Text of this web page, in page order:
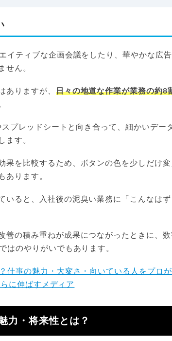
イティブな企画会議をしたり、華やかな広
せん。
ありますが、 日々の地道な作業が業務の約8
プレッドシートと向き合って、細かいデー
ます。
果を比較するため、ボタンの色を少しだけ
あります。
いると、入社後の泥臭い業務に「こんなは
善の積み重ねが成果につながったときに、
はのやりがいでもあります。
仕事の魅力・大変さ・向いている人をプロ
に伸ばすメディア
力・将来性とは？